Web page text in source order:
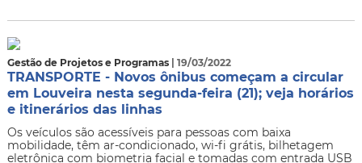
Gestão de Projetos e Programas | 19/03/2022
TRANSPORTE - Novos ônibus começam a circular
em Louveira nesta segunda-feira (21); veja horários
e itinerários das linhas
Os veículos são acessíveis para pessoas com baixa
mobilidade, têm ar-condicionado, wi-fi grátis, bilhetagem
eletrônica com biometria facial e tomadas com entrada USB